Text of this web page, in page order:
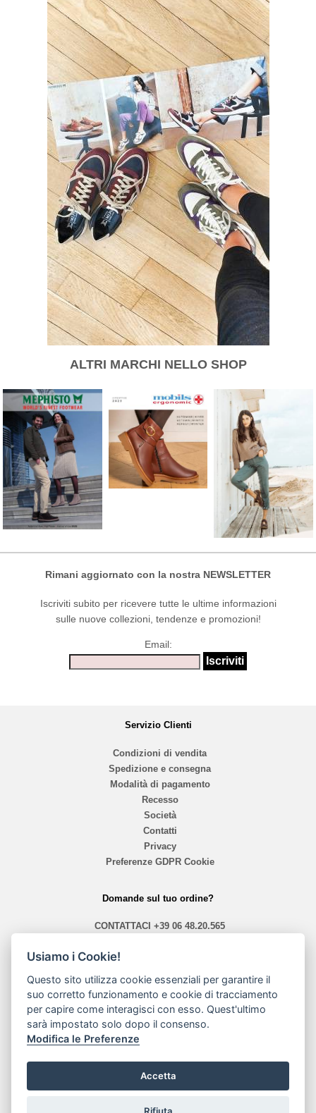
ALTRI MARCHI NELLO SHOP
Rimani aggiornato con la nostra NEWSLETTER
Iscriviti subito per ricevere tutte le ultime informazioni
sulle nuove collezioni, tendenze e promozioni!
Email:
Servizio Clienti
Condizioni di vendita
Spedizione e consegna
Modalità di pagamento
Recesso
Società
Contatti
Privacy
Preferenze GDPR Cookie
Domande sul tuo ordine?
CONTATTACI +39 06 48.20.565
orari 10,40 - 13,30 / 14,00 - 19,30
Usiamo i Cookie!
Questo sito utilizza cookie essenziali per garantire il
suo corretto funzionamento e cookie di tracciamento
per capire come interagisci con esso. Quest'ultimo
sarà impostato solo dopo il consenso.
Modifica le Preferenze
Accetta
Rifiuta